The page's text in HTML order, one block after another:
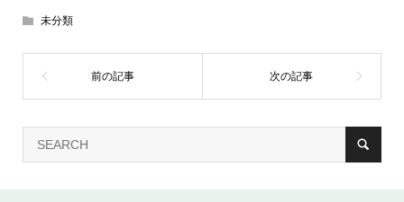
未分類